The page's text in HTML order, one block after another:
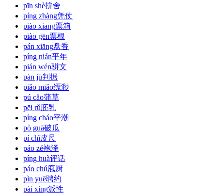
pīn shè拚舍
píng zhàng凭仗
piào xiāng票箱
piào gēn票根
pán xiāng盘香
píng nián平年
pián wén骈文
pàn jù判据
piǎo miǎo缥渺
pú cǎo蒲草
pēi rǔ胚乳
píng cháo平潮
pò guā破瓜
pí chǐ皮尺
páo zé袍泽
píng huà评话
páo chú庖厨
pìn yuē聘约
pài xìng派性